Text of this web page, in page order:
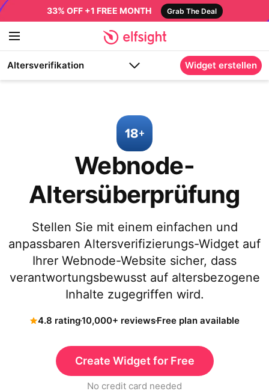
33% OFF +1 FREE MONTH Grab The Deal
Altersverifikation Widget erstellen
Webnode-
Altersüberprüfung
Stellen Sie mit einem einfachen und
anpassbaren Altersverifizierungs-Widget auf
Ihrer Webnode-Website sicher, dass
verantwortungsbewusst auf altersbezogene
Inhalte zugegriffen wird.
4.8 rating10,000+ reviewsFree plan available
Create Widget for Free
No credit card needed